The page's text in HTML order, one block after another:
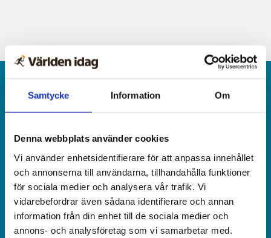
Samtycke Information Om
Denna webbplats använder cookies
Vi använder enhetsidentifierare för att anpassa innehållet
och annonserna till användarna, tillhandahålla funktioner
för sociala medier och analysera vår trafik. Vi
vidarebefordrar även sådana identifierare och annan
information från din enhet till de sociala medier och
annons- och analysföretag som vi samarbetar med.
och obunden nyhets­­­tidning på kristen grund.
Ansvarig utgivare och chef­redaktör:
Jonas Adolfsson